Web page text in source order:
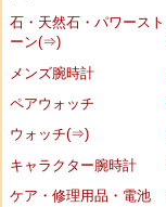
石・天然石・パワースト
ーン(⇒)
メンズ腕時計
ペアウォッチ
ウォッチ(⇒)
キャラクター腕時計
ケア・修理用品・電池